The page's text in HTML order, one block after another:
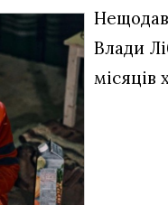
Влади
місяців